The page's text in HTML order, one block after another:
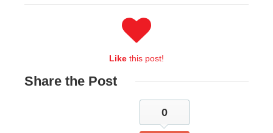
Like this post!
Share the Post
0